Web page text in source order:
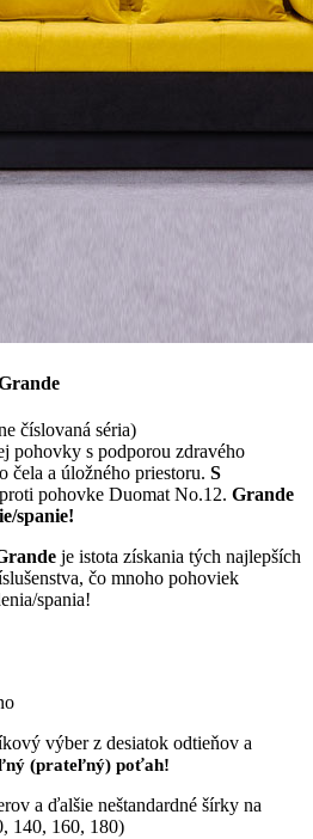
séria)
pohovky s podporou zdravého
čela a úložného priestoru. S
pohovke Duomat No.12. Grande
spanie!
je istota získania tých najlepších
čo mnoho pohoviek
spania!
výber z desiatok odtieňov a
(prateľný) poťah!
a ďalšie neštandardné šírky na
140, 160, 180)